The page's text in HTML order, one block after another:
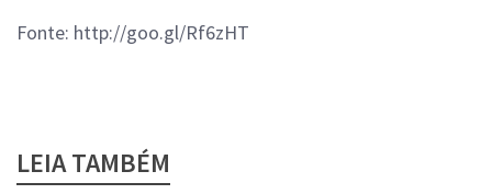
Fonte: http://goo.gl/Rf6zHT
LEIA TAMBÉM